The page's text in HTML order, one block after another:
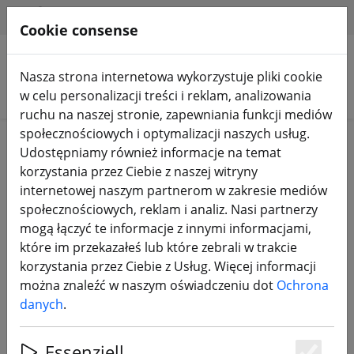
Szukaj produktów
Blog
Koniec BLHeli_32: co powinni
wiedzieć piloci FPV
Cookie consense
Nasza strona internetowa wykorzystuje pliki cookie
w celu personalizacji treści i reklam, analizowania
ruchu na naszej stronie, zapewniania funkcji mediów
społecznościowych i optymalizacji naszych usług.
Udostępniamy również informacje na temat
korzystania przez Ciebie z naszej witryny
internetowej naszym partnerom w zakresie mediów
społecznościowych, reklam i analiz. Nasi partnerzy
mogą łączyć te informacje z innymi informacjami,
które im przekazałeś lub które zebrali w trakcie
korzystania przez Ciebie z Usług. Więcej informacji
można znaleźć w naszym oświadczeniu dot Ochrona
danych.